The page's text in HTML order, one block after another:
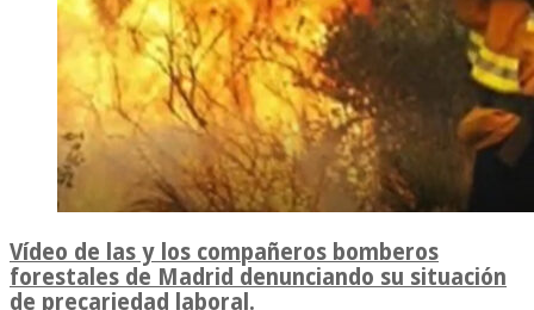
Vídeo de las y los compañeros bomberos
forestales de Madrid denunciando su situación
de precariedad laboral.